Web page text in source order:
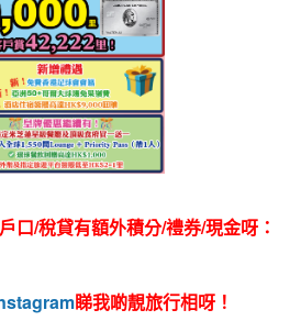
口/稅貸有額外積分/禮券/現金呀：
睇我啲靚旅行相呀！